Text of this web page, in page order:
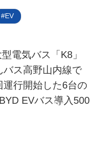
EV
電気バス「K8」
バス高野山内線で
行開始した6台の
EVバス導入500